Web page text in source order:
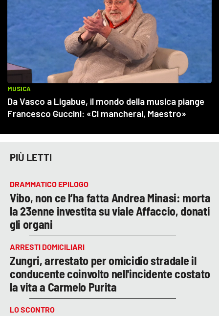
PIÙ LETTI
DRAMMATICO EPILOGO
Vibo, non ce l’ha fatta Andrea Minasi: morta
la 23enne investita su viale Affaccio, donati
gli organi
ARRESTI DOMICILIARI
Zungri, arrestato per omicidio stradale il
conducente coinvolto nell'incidente costato
la vita a Carmelo Purita
LO SCONTRO